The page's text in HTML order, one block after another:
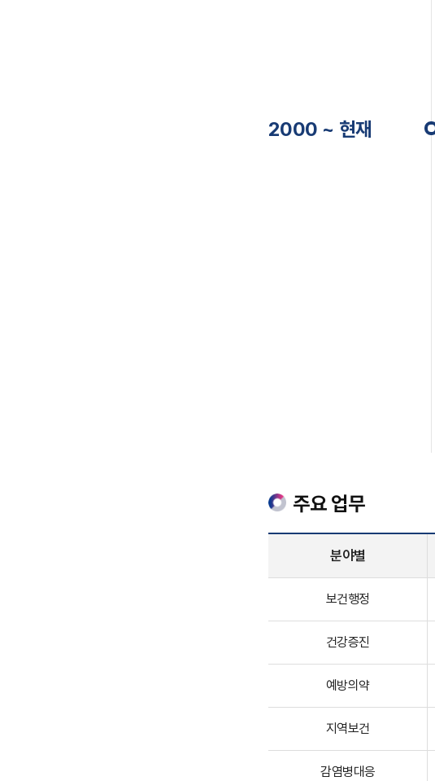
2000 ~ 현재
주요 업무
별
요
무
분야별
보건행정
건강증진
예방의약
지역보건
감염병대응